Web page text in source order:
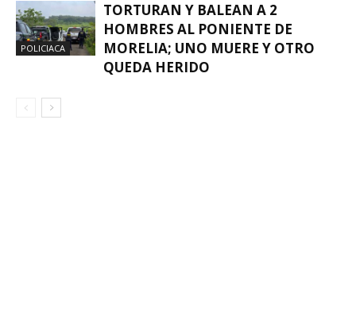
POLICIACA
TORTURAN Y BALEAN A 2
HOMBRES AL PONIENTE DE
MORELIA; UNO MUERE Y OTRO
QUEDA HERIDO